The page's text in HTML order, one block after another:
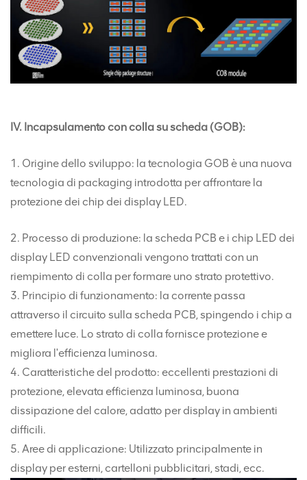
IV. Incapsulamento con colla su scheda (GOB):
1. Origine dello sviluppo: la tecnologia GOB è una nuova
tecnologia di packaging introdotta per affrontare la
protezione dei chip dei display LED.
2. Processo di produzione: la scheda PCB e i chip LED dei
display LED convenzionali vengono trattati con un
riempimento di colla per formare uno strato protettivo.
3. Principio di funzionamento: la corrente passa
attraverso il circuito sulla scheda PCB, spingendo i chip a
emettere luce. Lo strato di colla fornisce protezione e
migliora l'efficienza luminosa.
4. Caratteristiche del prodotto: eccellenti prestazioni di
protezione, elevata efficienza luminosa, buona
dissipazione del calore, adatto per display in ambienti
difficili.
5. Aree di applicazione: Utilizzato principalmente in
display per esterni, cartelloni pubblicitari, stadi, ecc.